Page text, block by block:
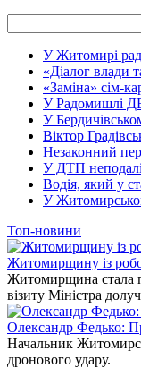
У Житомирі
«Діалог влади
«Заміна» сім-
У Радомишлі
У
Віктор
Незаконний
У ДТП
Водія, який у
У
Топ-новини
Житомирщину із
Житомирщина стала
візиту Міністра
Олександр Федько:
Начальник
дронового удару.